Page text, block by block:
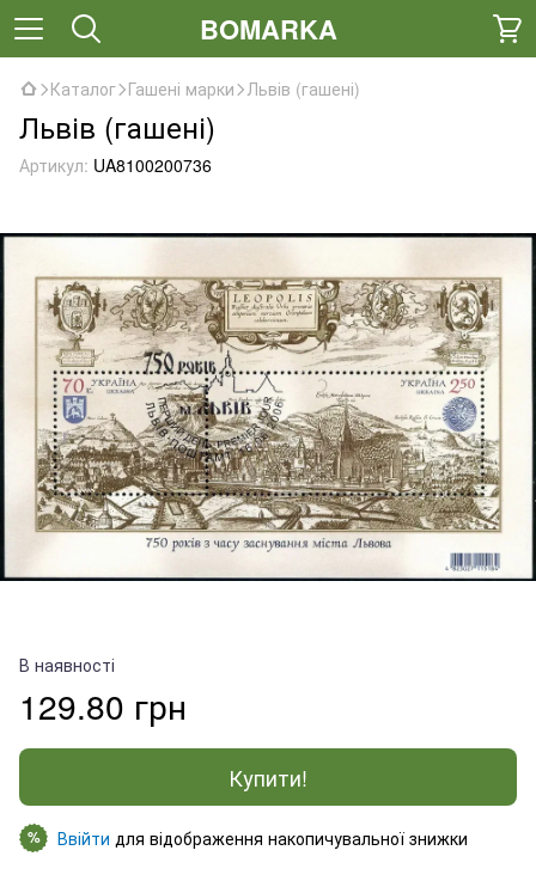
BOMARKA
Каталог Гашені марки Львів (гашені)
Львів (гашені)
Артикул: UA8100200736
В наявності
129.80 грн
Купити!
% Ввійти для відображення накопичувальної знижки